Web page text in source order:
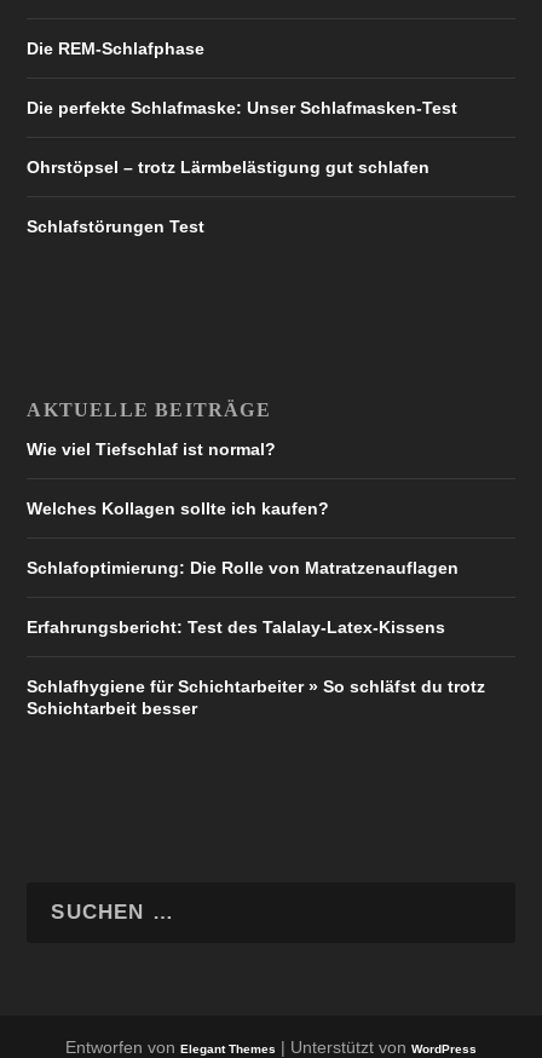
Die REM-Schlafphase
Die perfekte Schlafmaske: Unser Schlafmasken-Test
Ohrstöpsel – trotz Lärmbelästigung gut schlafen
Schlafstörungen Test
AKTUELLE BEITRÄGE
Wie viel Tiefschlaf ist normal?
Welches Kollagen sollte ich kaufen?
Schlafoptimierung: Die Rolle von Matratzenauflagen
Erfahrungsbericht: Test des Talalay-Latex-Kissens
Schlafhygiene für Schichtarbeiter » So schläfst du trotz
Schichtarbeit besser
Entworfen von Elegant Themes | Unterstützt von WordPress